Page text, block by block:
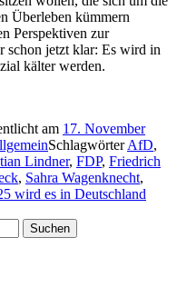
Überleben kümmern
Perspektiven zur
schon jetzt klar: Es wird in
kälter werden.
am 17. November
SchlagwörterAfD,
Lindner, FDP, Friedrich
, Sahra Wagenknecht,
wird es in Deutschland
Suchen